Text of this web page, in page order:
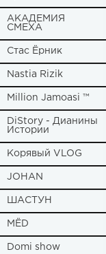
АКАДЕМИЯ
СМЕХА
Стас Ёрник
Nastia Rizik
Million Jamoasi ™
DiStory - Дианины
Истории
Корявый VLOG
JOHAN
ШАСТУН
МЁD
Domi show